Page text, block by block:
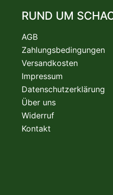
RUND UM
AGB
Zahlungsbedingungen
Versandkosten
Impressum
Datenschutzerklärung
Über uns
Widerruf
Kontakt